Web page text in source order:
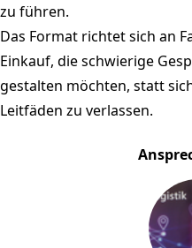
zu führen.
Das Format richtet sich an
Einkauf, die schwierige
gestalten möchten, statt
Leitfäden zu verlassen.